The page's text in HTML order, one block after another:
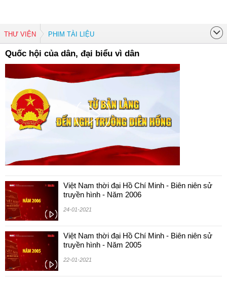
THƯ VIỆN PHIM TÀI LIỆU
Quốc hội của dân, đại biểu vì dân
Việt Nam thời đại Hồ Chí Minh - Biên niên sử
truyền hình - Năm 2006
24-01-2021
Việt Nam thời đại Hồ Chí Minh - Biên niên sử
truyền hình - Năm 2005
22-01-2021